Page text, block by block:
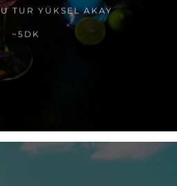
TUR YÜKSEL AKAY
~5DK